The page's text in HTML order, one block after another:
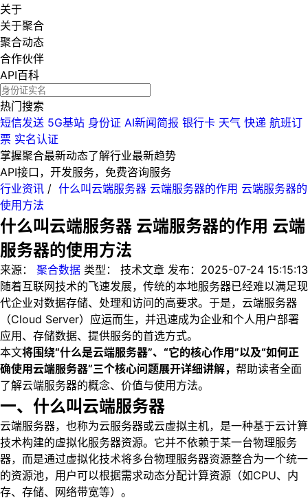
关于
关于聚合
聚合动态
合作伙伴
API百科
热门搜索
短信发送 5G基站 身份证 AI新闻简报 银行卡 天气 快递 航班订
票 实名认证
掌握聚合最新动态了解行业最新趋势
API接口，开发服务，免费咨询服务
行业资讯 / 什么叫云端服务器 云端服务器的作用 云端服务器的
使用方法
什么叫云端服务器 云端服务器的作用 云端
服务器的使用方法
来源： 聚合数据 类型： 技术文章 发布： 2025-07-24 15:15:13
随着互联网技术的飞速发展，传统的本地服务器已经难以满足现
代企业对数据存储、处理和访问的高要求。于是，云端服务器
（Cloud Server）应运而生，并迅速成为企业和个人用户部署
应用、存储数据、提供服务的首选方式。
本文将围绕“什么是云端服务器”、“它的核心作用”以及“如何正
确使用云端服务器”三个核心问题展开详细讲解， 帮助读者全面
了解云端服务器的概念、价值与使用方法。
一、什么叫云端服务器
云端服务器，也称为云服务器或云虚拟主机，是一种基于云计算
技术构建的虚拟化服务器资源。它并不依赖于某一台物理服务
器，而是通过虚拟化技术将多台物理服务器资源整合为一个统一
的资源池，用户可以根据需求动态分配计算资源（如CPU、内
存、存储、网络带宽等）。